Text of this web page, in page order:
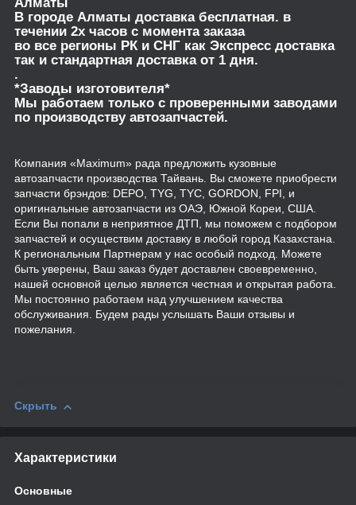
Алматы
В городе Алматы доставка бесплатная. в
течении 2х часов с момента заказа
во все регионы РК и СНГ как Экспресс доставка
так и стандартная доставка от 1 дня.
.
*Заводы изготовителя*
Мы работаем только с проверенными заводами
по производству автозапчастей.
Компания «Maximum» рада предложить кузовные
автозапчасти производства Тайвань. Вы сможете приобрести
запчасти брэндов: DEPO, TYG, TYC, GORDON, FPI, и
оригинальные автозапчасти из ОАЭ, Южной Кореи, США.
Если Вы попали в неприятное ДТП, мы поможем с подбором
запчастей и осуществим доставку в любой город Казахстана.
К региональным Партнерам у нас особый подход. Можете
быть уверены, Ваш заказ будет доставлен своевременно,
нашей основной целью является честная и открытая работа.
Мы постоянно работаем над улучшением качества
обслуживания. Будем рады услышать Ваши отзывы и
пожелания.
Скрыть
Характеристики
Основные